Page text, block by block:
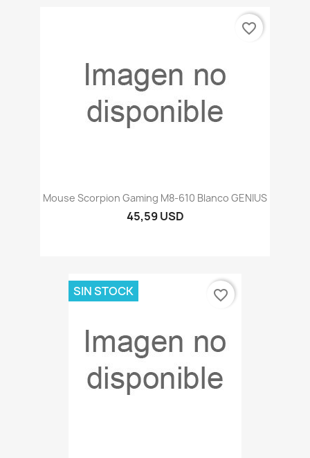
Mouse Scorpion Gaming M8-610 Blanco GENIUS
45,59 USD
favorite_border
SIN STOCK favorite_border